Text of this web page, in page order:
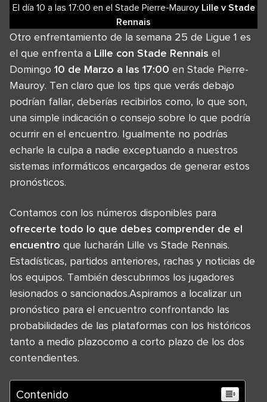
El día 10 a las 17:00 en el Stade Pierre-Mauroy Lillev Stade
Rennais
Otro enfrentamiento de la semana 25 de Ligue 1 es
el que enfrenta a Lille con Stade Rennais el
Domingo 10 de Marzo a las 17:00 en Stade Pierre-
Mauroy. Ten claro que los tips que verás debajo
podrían fallar, deberías recibirlos como, lo que son,
una simple indicación o consejo sobre lo que podría
ocurrir en el encuentro. Igualmente no podrías
echarle la culpa a nadie exceptuando a nuestros
sistemas informáticos encargados de generar estos
pronósticos.
Contamos con los números disponibles para
ofrecerte todo lo que debes comprender de el
encuentro que lucharán Lille vs Stade Rennais.
Estadísticas, partidos anteriores, rachas y noticias de
los equipos. También descubrimos los jugadores
lesionados o sancionados.Aspiramos a localizar un
pronóstico para el encuentro confrontando las
probabilidades de las plataformas con los históricos
tanto a medio plazocomo a corto plazo de los dos
contendientes.
Contenido